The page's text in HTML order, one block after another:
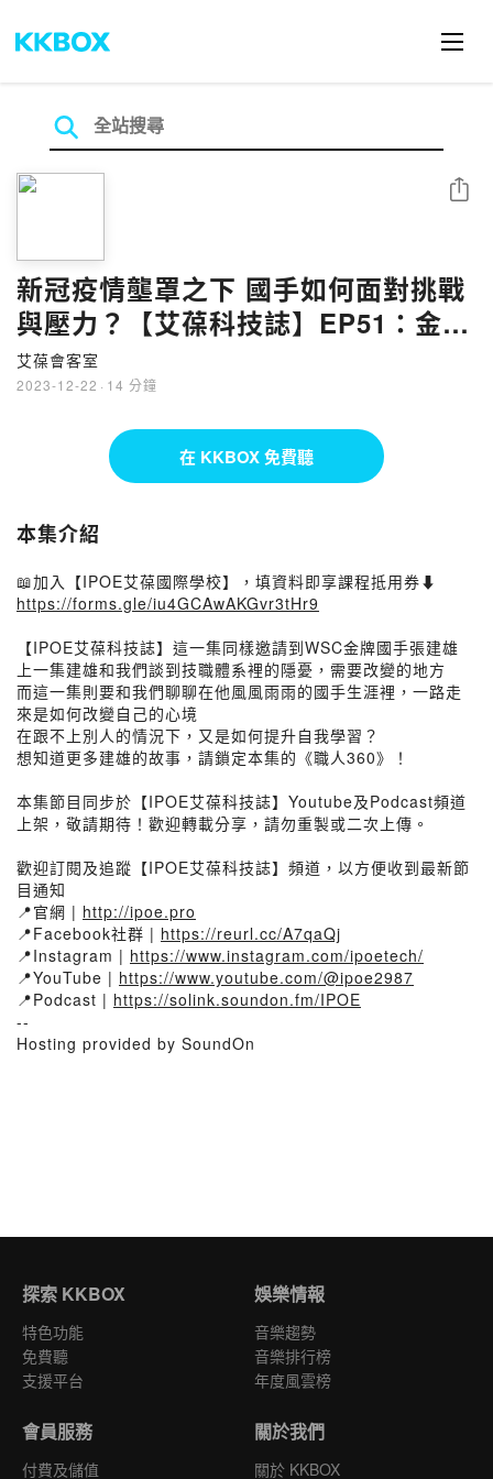
新冠疫情壟罩之下 國手如何面對挑戰
與壓力？【艾葆科技誌】EP51：金牌
國手 張建雄（下）《職人360》
艾葆會客室
2023-12-22 · 14 分鐘
分享
在 KKBOX 免費聽
本集介紹
📖加入【IPOE艾葆國際學校】，填資料即享課程抵用券⬇️
https://forms.gle/iu4GCAwAKGvr3tHr9
【IPOE艾葆科技誌】這一集同樣邀請到WSC金牌國手張建雄
上一集建雄和我們談到技職體系裡的隱憂，需要改變的地方
而這一集則要和我們聊聊在他風風雨雨的國手生涯裡，一路走
來是如何改變自己的心境
在跟不上別人的情況下，又是如何提升自我學習？
想知道更多建雄的故事，請鎖定本集的《職人360》！
本集節目同步於【IPOE艾葆科技誌】Youtube及Podcast頻道
上架，敬請期待！歡迎轉載分享，請勿重製或二次上傳。
歡迎訂閱及追蹤【IPOE艾葆科技誌】頻道，以方便收到最新節
目通知
📍官網 | http://ipoe.pro
📍Facebook社群 | https://reurl.cc/A7qaQj
📍Instagram | https://www.instagram.com/ipoetech/
📍YouTube | https://www.youtube.com/@ipoe2987
📍Podcast | https://solink.soundon.fm/IPOE
--
Hosting provided by SoundOn
探索 KKBOX
特色功能
免費聽
支援平台
娛樂情報
音樂趨勢
音樂排行榜
年度風雲榜
會員服務
付費及儲值
關於我們
關於 KKBOX